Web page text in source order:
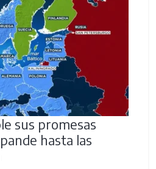
sus promesas
hasta las